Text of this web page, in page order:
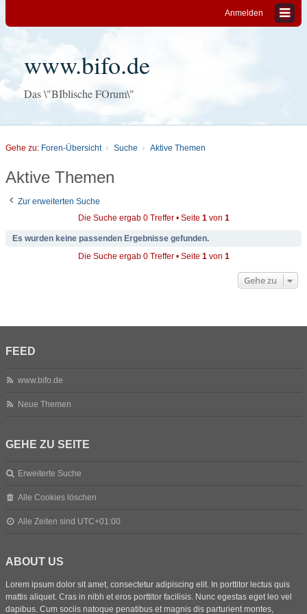
Anmelden
www.bifo.de
Das \"BIblische FOrum\"
Gehe zu: Foren-Übersicht Suche Aktive Themen
Aktive Themen
Zur erweiterten Suche
Die Suche ergab 0 Treffer • Seite 1von 1
Es wurden keine passenden Ergebnisse gefunden.
Die Suche ergab 0 Treffer • Seite 1von 1
Gehe zu
FEED
www.bifo.de
Neue Themen
GEHE ZU SEITE
Erweiterte Suche
Alle Cookies löschen
Alle Zeiten sind UTC+01:00
ABOUT US
Lorem ipsum dolor sit amet, consectetur adipiscing elit. In porttitor lectus quis
mattis aliquet. Cras in nibh et eros porttitor facilisis. Nunc egestas eget leo vel
dapibus. Cum sociis natoque penatibus et magnis dis parturient montes,